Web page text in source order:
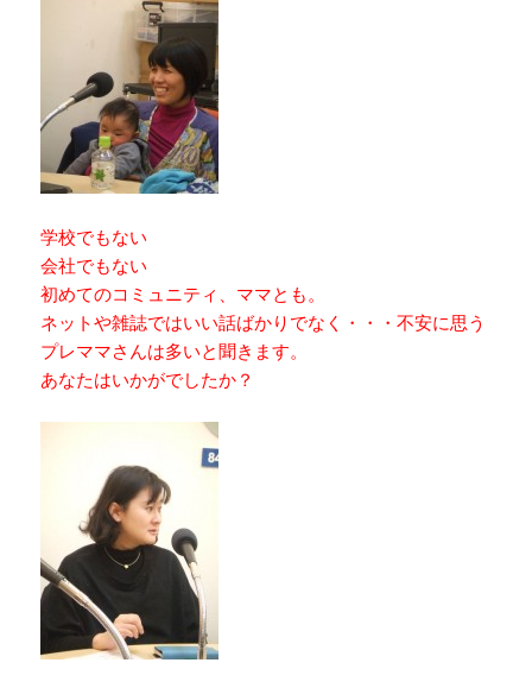
学校でもない
会社でもない
初めてのコミュニティ、ママとも。
ネットや雑誌ではいい話ばかりでなく・・・不安に思う
プレママさんは多いと聞きます。
あなたはいかがでしたか？